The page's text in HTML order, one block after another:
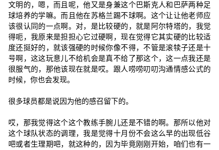
文明的，嗯，而且呢，他又是身兼这个巴斯克人和巴萨两种足
球培养的学嘛。而且他在苏格兰踢不球啊。这个让让他老师应
该很认同的一点啊。对，是比较硬的，就是阿尔特塔的，我觉
得呃，我原来是担担心它过硬啊，现在觉得它其实硬的比较适
度还挺好的，就该强硬的时候你像不得，不管是滚犊子还是十
号啊，这这玩意儿不给机会是真不给了那这个，这一点我还是
很服气的，那他该现在就是哎。跟人唠唠叨叨沟通情感公式的
时候，你也会发现。
很多球员都是说因为他的感召留下的。
哎，那我觉得这个这个教练手腕儿还是不错的啊。那所以他对
这个球队状态的调理，我是觉得十月份不会这么早的出现低谷
吧或者生理期吧，就这种的，因为毕竟刚刚开始，咱们也有一